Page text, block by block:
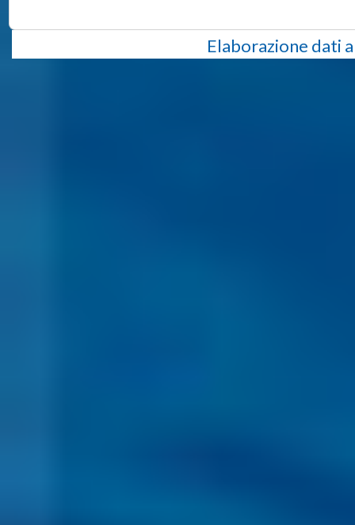
Elaborazione dati